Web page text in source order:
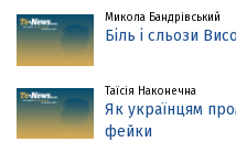
Микола Бандрівський
Біль і сльози
Таїсія Наконечна
Як українцям
фейки